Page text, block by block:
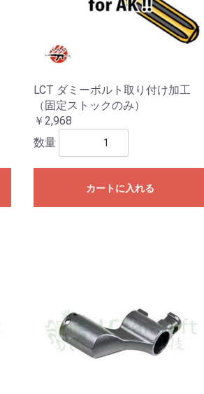
LCT ダミーボルト取り付け加工
（固定ストックのみ）
￥2,968
数量
カートに入れる